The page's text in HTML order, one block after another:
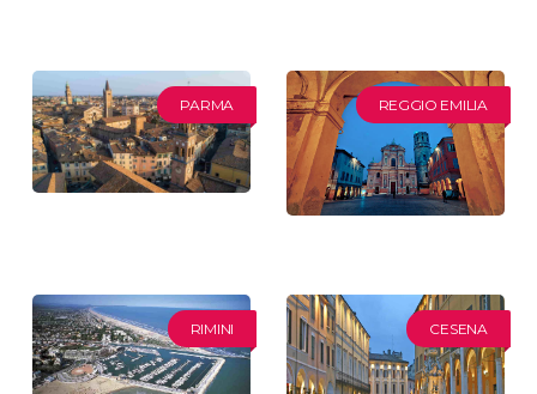
PARMA REGGIO EMILIA
RIMINI CESENA